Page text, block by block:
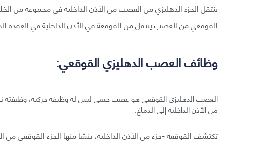
ينتقل الجزء الدهليزي من العصب من الأذن الداخلية في مجموعة من
القوقعي من العصب ينتقل من القوقعة في الأذن الداخلية في العقدة
وظائف العصب الدهليزي القوقعي:
العصب الدهليزي القوقعي هو عصب حسي ليس له وظيفة حركية، وظيفته
من الأذن الداخلية إلى الدماغ.
تكتشف القوقعة -جزء من الأذن الداخلية، ينشأ منها الجزء القوقعي من